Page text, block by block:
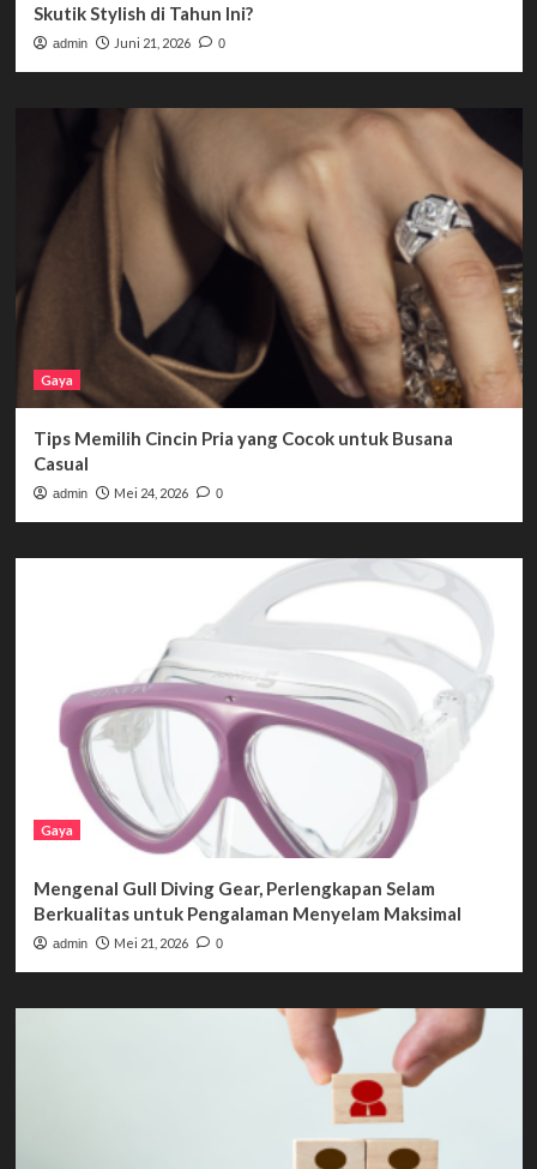
Skutik Stylish di Tahun Ini?
admin Juni 21, 2026 0
Gaya
Tips Memilih Cincin Pria yang Cocok untuk Busana
Casual
admin Mei 24, 2026 0
Gaya
Mengenal Gull Diving Gear, Perlengkapan Selam
Berkualitas untuk Pengalaman Menyelam Maksimal
admin Mei 21, 2026 0